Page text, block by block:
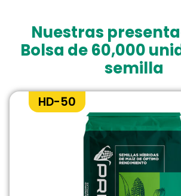
Nuestras
Bolsa de 60,000
semilla
HD-50